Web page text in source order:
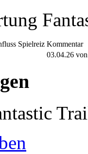
Spielreiz Kommentar
03.04.26